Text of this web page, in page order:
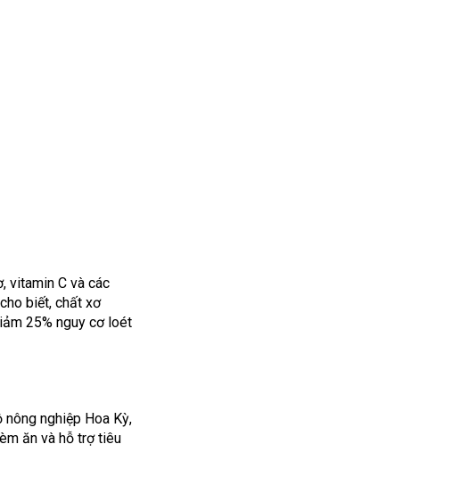
vitamin C và các
biết, chất xơ
25% nguy cơ loét
nghiệp Hoa Kỳ,
ăn và hỗ trợ tiêu